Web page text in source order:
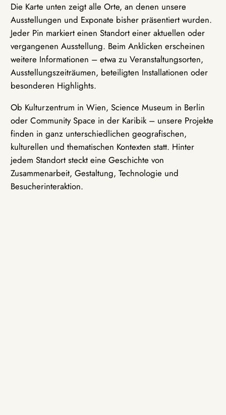
Die Karte unten zeigt alle Orte, an denen unsere
Ausstellungen und Exponate bisher präsentiert wurden.
Jeder Pin markiert einen Standort einer aktuellen oder
vergangenen Ausstellung. Beim Anklicken erscheinen
weitere Informationen – etwa zu Veranstaltungsorten,
Ausstellungszeiträumen, beteiligten Installationen oder
besonderen Highlights.
Ob Kulturzentrum in Wien, Science Museum in Berlin
oder Community Space in der Karibik – unsere Projekte
finden in ganz unterschiedlichen geografischen,
kulturellen und thematischen Kontexten statt. Hinter
jedem Standort steckt eine Geschichte von
Zusammenarbeit, Gestaltung, Technologie und
Besucherinteraktion.